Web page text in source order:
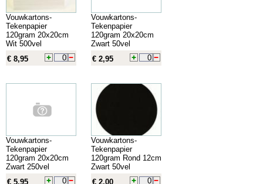
Vouwkartons-
Tekenpapier
120gram 20x20cm
Wit 500vel
€ 8,95
Vouwkartons-
Tekenpapier
120gram 20x20cm
Zwart 50vel
€ 2,95
Vouwkartons-
Tekenpapier
120gram 20x20cm
Zwart 250vel
€ 5,95
Vouwkartons-
Tekenpapier
120gram Rond 12cm
Zwart 50vel
€ 2,00